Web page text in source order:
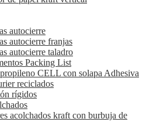
autocierre
autocierre franjas
autocierre taladro
Packing List
CELL con solapa Adhesiva
reciclados
rígidos
acolchados kraft con burbuja de